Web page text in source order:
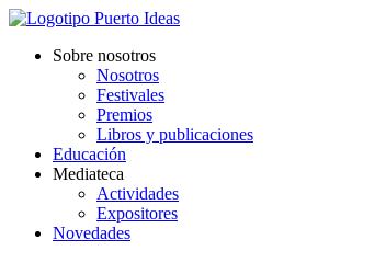
Sobre nosotros
Nosotros
Festivales
Premios
Libros y publicaciones
Educación
Mediateca
Actividades
Expositores
Novedades